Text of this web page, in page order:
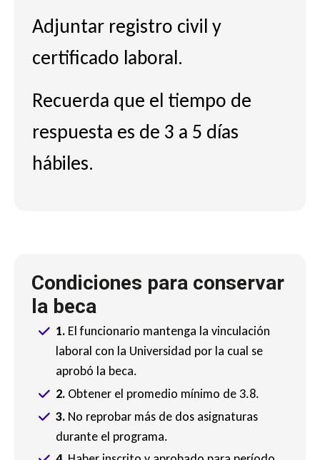
Adjuntar registro civil y
certificado laboral.
Recuerda que el tiempo de
respuesta es de 3 a 5 días
hábiles.
Condiciones para conservar
la beca
1. El funcionario mantenga la vinculación
laboral con la Universidad por la cual se
aprobó la beca.
2. Obtener el promedio mínimo de 3.8.
3. No reprobar más de dos asignaturas
durante el programa.